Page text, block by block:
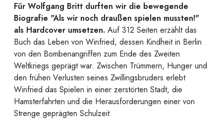
Für Wolfgang Britt durften wir die bewegende
Biografie "Als wir noch draußen spielen mussten!"
als Hardcover umsetzen. Auf 312 Seiten erzählt das
Buch das Leben von Winfried, dessen Kindheit in Berlin
von den Bombenangriffen zum Ende des Zweiten
Weltkriegs geprägt war. Zwischen Trümmern, Hunger und
den frühen Verlusten seines Zwillingsbruders erlebt
Winfried das Spielen in einer zerstörten Stadt, die
Hamsterfahrten und die Herausforderungen einer von
Strenge geprägten Schulzeit.